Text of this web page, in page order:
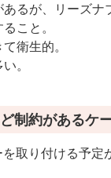
あるが、リーズナ
こと。
衛生的。
。
制約があるケ
取り付ける予定